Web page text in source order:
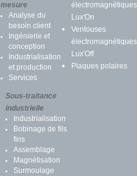
mesure
Analyse du
besoin client
Ingénierie et
conception
Industrialisation
et production
Services
Sous-traitance
industrielle
Industrialisation
Bobinage de fils
fins
Assemblage
Magnétisation
Surmoulage
électromagnétiques
Lux'On
Ventouses
électromagnétiques
Lux'Off
Plaques polaires